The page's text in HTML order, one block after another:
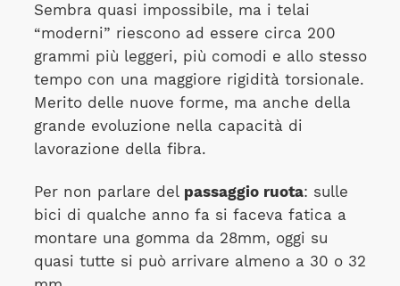
Sembra quasi impossibile, ma i telai
“moderni” riescono ad essere circa 200
grammi più leggeri, più comodi e allo stesso
tempo con una maggiore rigidità torsionale.
Merito delle nuove forme, ma anche della
grande evoluzione nella capacità di
lavorazione della fibra.
Per non parlare del passaggio ruota: sulle
bici di qualche anno fa si faceva fatica a
montare una gomma da 28mm, oggi su
quasi tutte si può arrivare almeno a 30 o 32